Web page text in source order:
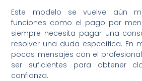
Este modelo se vuelve aún
funciones como el pago por
siempre necesita pagar una
resolver una duda específica. En
pocos mensajes con el
ser suficientes para obtener
confianza.